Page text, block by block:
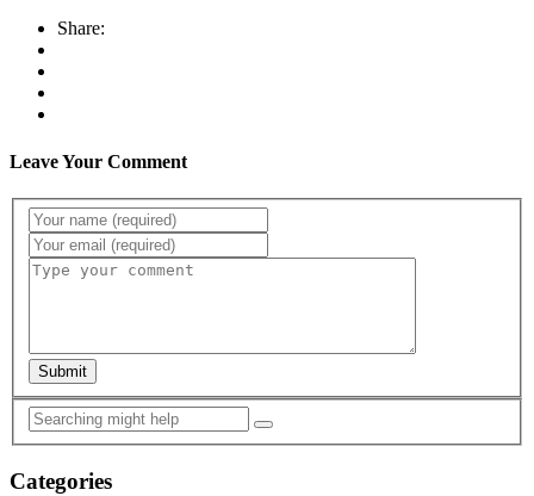
Share:
Leave Your Comment
Submit
Categories